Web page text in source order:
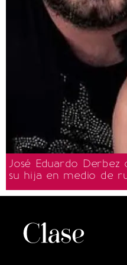
José Eduardo
su hija en medio de